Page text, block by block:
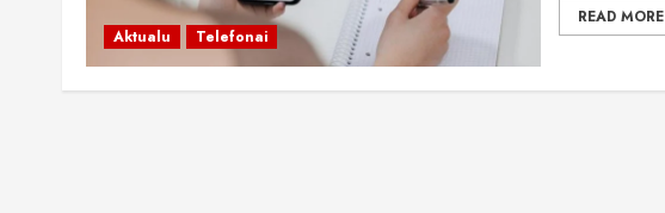
Aktualu Telefonai
READ MORE